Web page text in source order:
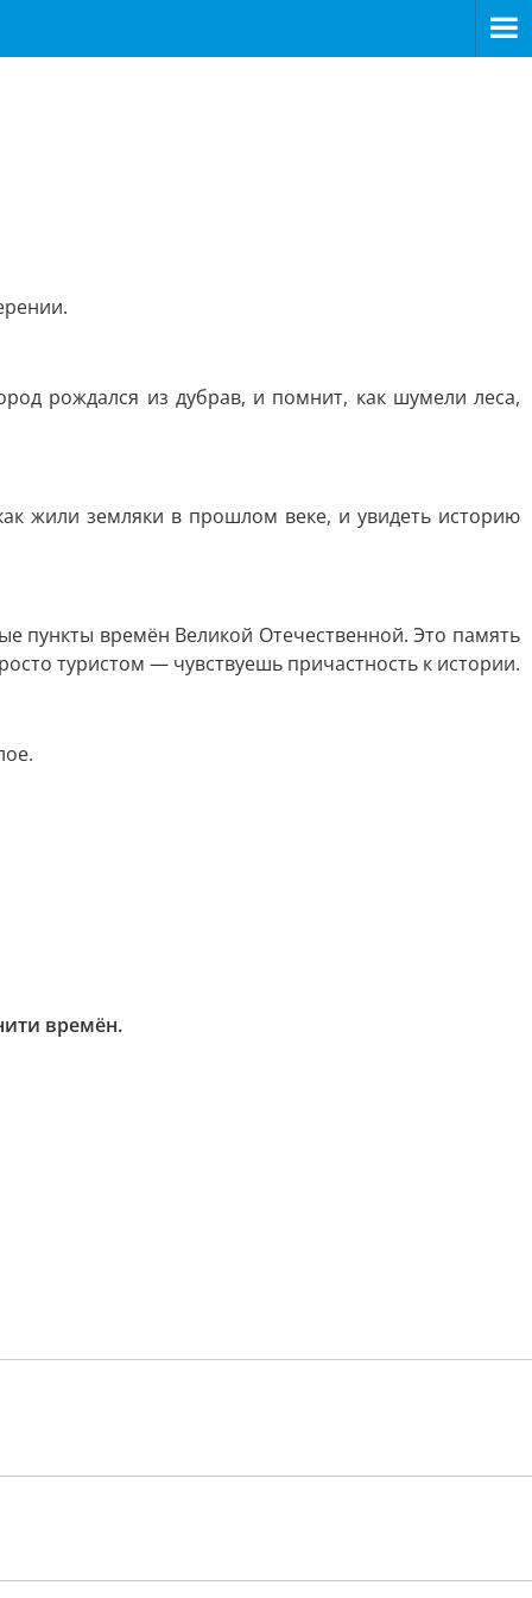
рождался из дубрав, и помнит, как шумели леса,
жили земляки в прошлом веке, и увидеть историю
пункты времён Великой Отечественной. Это память
туристом — чувствуешь причастность к истории.
времён.